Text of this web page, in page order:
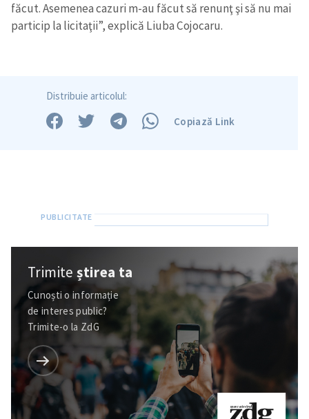
făcut. Asemenea cazuri m-au făcut să renunţ şi să nu mai
particip la licitaţii”, explică Liuba Cojocaru.
Distribuie articolul:
Copiază Link
Trimiteștirea ta
Cunoști o informație
de interes public?
Trimite-o la ZdG